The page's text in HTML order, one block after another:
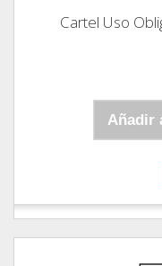
Cartel Uso
Añadir